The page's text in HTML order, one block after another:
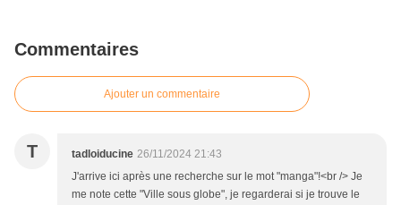
Commentaires
Ajouter un commentaire
T tadloiducine 26/11/2024 21:43
J'arrive ici après une recherche sur le mot "manga"!<br /> Je
me note cette "Ville sous globe", je regarderai si je trouve le